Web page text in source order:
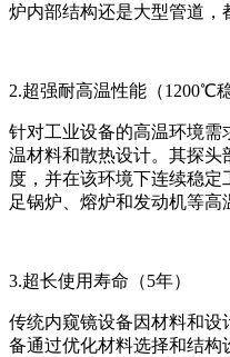
炉内部结构还是大型管道，
2.超强耐高温性能（1200℃
针对工业设备的高温环境需
温材料和散热设计。其探
度，并在该环境下连续稳
足锅炉、熔炉和发动机等高
3.超长使用寿命（5年）
传统内窥镜设备因材料和
备通过优化材料选择和结构